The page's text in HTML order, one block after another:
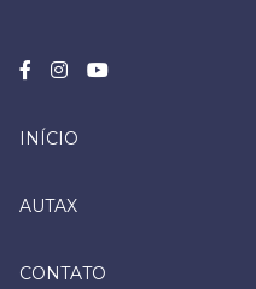
INÍCIO
AUTAX
CONTATO